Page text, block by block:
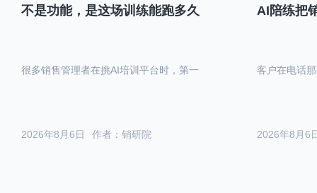
不是功能，是这场训练能跑多久
作者：销研院
2026年8月6日
很多销售管理者在挑AI培训平台时，第一
AI陪练把
2026年8月6
客户在电话